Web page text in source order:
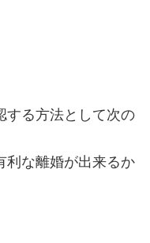
する方法として次の
利な離婚が出来るか